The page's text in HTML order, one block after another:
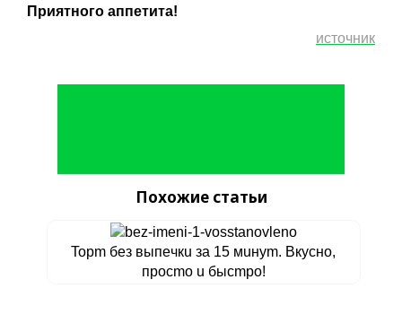
Приятного аппетита!
источник
Похожие статьи
Topm бeз выпeчкu зa 15 мuнуm. Bкуcнo,
пpocmo u быcmpo!